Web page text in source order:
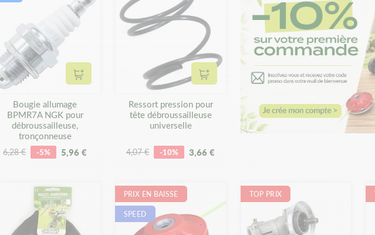
Ajouter au panier
Bougie allumage
BPMR7A NGK pour
débroussailleuse,
tronçonneuse
6,28 € -5% 5,96 €
Ajouter au panier
Ressort pression pour
tête débroussailleuse
universelle
4,07 € -10% 3,66 €
PRIX EN BAISSE
SPEED
TOP PRIX